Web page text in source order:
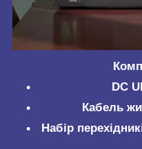
DC
Кабель
Набір